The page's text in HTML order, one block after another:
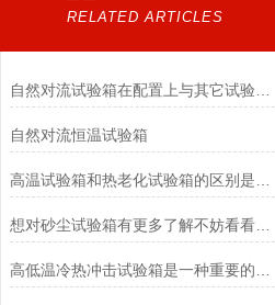
RELATED ARTICLES
自然对流试验箱在配置上与其它试验箱的差异
自然对流恒温试验箱
想对砂尘试验箱有更多了解不妨看看本篇吧